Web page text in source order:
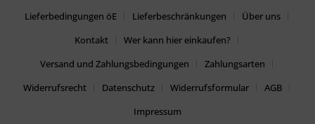
Lieferbedingungen öE
Lieferbeschränkungen
Über uns
Kontakt
Wer kann hier einkaufen?
Versand und Zahlungsbedingungen
Zahlungsarten
Widerrufsrecht
Datenschutz Widerrufsformular
AGB
Impressum